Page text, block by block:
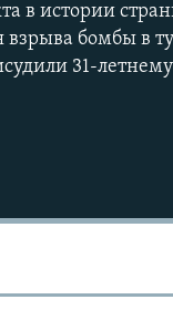
в истории
бомбы в
31-